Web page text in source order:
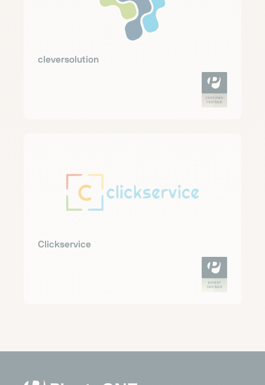
cleversolution
Clickservice